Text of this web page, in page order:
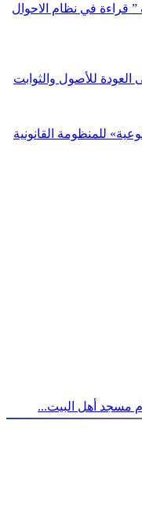
” قراءة في نظام الاحوال
العودة للأصول والثوابت
للمنظومة القانونية
مسجد أهل البيت...